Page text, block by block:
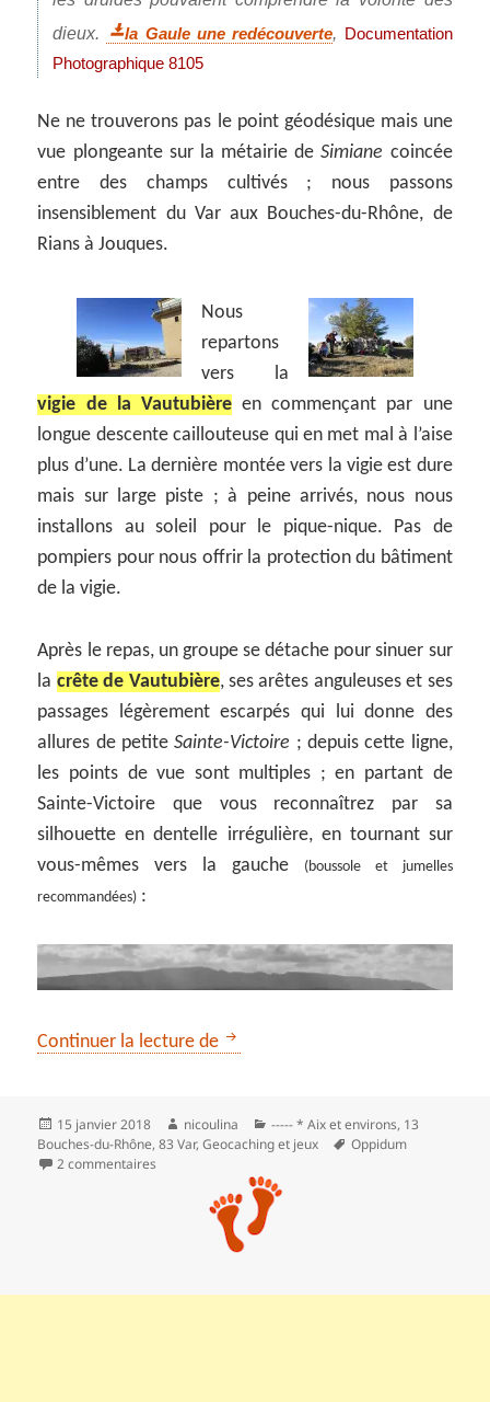
dieux.
la Gaule une redécouverte,
Documentation
Photographique 8105
Ne ne trouverons pas le point géodésique mais une
vue plongeante sur la métairie deSimiane coincée
entre des champs cultivés ; nous passons
insensiblement du Var aux Bouches-du-Rhône, de
Rians à Jouques.
Nous
repartons
vers la
vigie de la Vautubièreen commençant par une
longue descente caillouteuse qui en met mal à l’aise
plus d’une. La dernière montée vers la vigie est dure
mais sur large piste ; à peine arrivés, nous nous
installons au soleil pour le pique-nique. Pas de
pompiers pour nous offrir la protection du bâtiment
de la vigie.
Après le repas, un groupe se détache pour sinuer sur
la crête de Vautubière, ses arêtes anguleuses et ses
passages légèrement escarpés qui lui donne des
allures de petiteSainte-Victoire ; depuis cette ligne,
les points de vue sont multiples ; en partant de
Sainte-Victoire que vous reconnaîtrez par sa
silhouette en dentelle irrégulière, en tournant sur
vous-mêmes vers la gauche
(boussole et jumelles
recommandées) :
Continuer la lecture de La montagne de Vautubière à
Publié
le
15 janvier 2018 Auteur
nicoulina Catégories
----- * Aix et environs, 13
Bouches-du-Rhône,83 Var,Geocaching et jeux Mots-
clés
Oppidum
2 commentaires sur La montagne de Vautubière à partir de Rians